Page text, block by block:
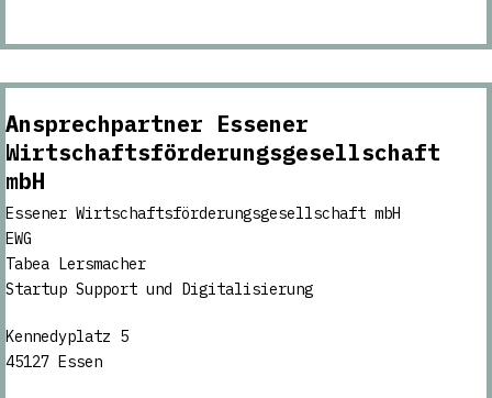
Ansprechpartner Essener
Wirtschaftsförderungsgesellschaft
mbH
Essener Wirtschaftsförderungsgesellschaft mbH
EWG
Tabea Lersmacher
Startup Support und Digitalisierung
Kennedyplatz 5
45127 Essen